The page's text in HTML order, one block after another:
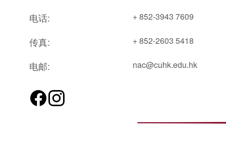
电话: + 852-3943 7609
传真: + 852-2603 5418
电邮: nac@cuhk.edu.hk